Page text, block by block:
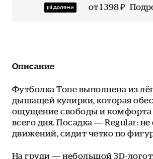
от 1 398 ₽
Описание
Футболка Tone выполнена из
дышащей кулирки, которая
ощущение свободы и комфорта
всего дня. Посадка — Regular: не
движений, сидит четко по
На груди — небольшой 3D-